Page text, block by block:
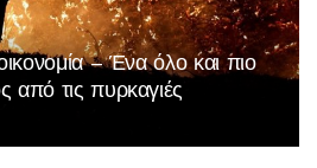
– Ένα όλο και πιο
από τις πυρκαγιές